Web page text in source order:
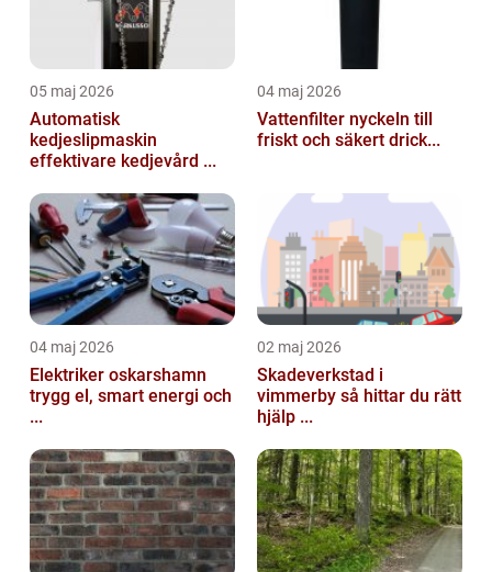
05 maj 2026
Automatisk
kedjeslipmaskin
effektivare kedjevård ...
04 maj 2026
Vattenfilter nyckeln till
friskt och säkert drick...
04 maj 2026
Elektriker oskarshamn
trygg el, smart energi och
...
02 maj 2026
Skadeverkstad i
vimmerby så hittar du rätt
hjälp ...